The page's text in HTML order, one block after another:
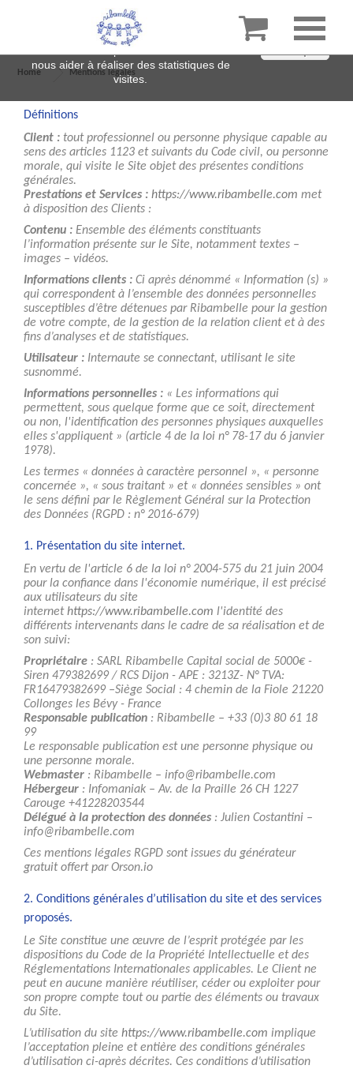
Home Mentions légales
Définitions
Client : tout professionnel ou personne physique capable au
sens des articles 1123 et suivants du Code civil, ou personne
morale, qui visite le Site objet des présentes conditions
générales.
Prestations et Services : https://www.ribambelle.com met
à disposition des Clients :
Contenu : Ensemble des éléments constituants
l’information présente sur le Site, notamment textes –
images – vidéos.
Informations clients : Ci après dénommé « Information (s) »
qui correspondent à l’ensemble des données personnelles
susceptibles d’être détenues par Ribambelle pour la gestion
de votre compte, de la gestion de la relation client et à des
fins d’analyses et de statistiques.
Utilisateur : Internaute se connectant, utilisant le site
susnommé.
Informations personnelles : « Les informations qui
permettent, sous quelque forme que ce soit, directement
ou non, l'identification des personnes physiques auxquelles
elles s'appliquent » (article 4 de la loi n° 78-17 du 6 janvier
1978).
Les termes « données à caractère personnel », « personne
concernée », « sous traitant » et « données sensibles » ont
le sens défini par le Règlement Général sur la Protection
des Données (RGPD : n° 2016-679)
1. Présentation du site internet.
En vertu de l'article 6 de la loi n° 2004-575 du 21 juin 2004
pour la confiance dans l'économie numérique, il est précisé
aux utilisateurs du site
internethttps://www.ribambelle.com l'identité des
différents intervenants dans le cadre de sa réalisation et de
son suivi:
Propriétaire : SARL Ribambelle Capital social de 5000€ -
Siren 479382699 / RCS Dijon - APE : 3213Z- N° TVA:
FR16479382699 –Siège Social : 4 chemin de la Fiole 21220
Collonges les Bévy - France
Responsable publication : Ribambelle – +33 (0)3 80 61 18
99
Le responsable publication est une personne physique ou
une personne morale.
Webmaster : Ribambelle – info@ribambelle.com
Hébergeur : Infomaniak – Av. de la Praille 26 CH 1227
Carouge +41228203544
Délégué à la protection des données : Julien Costantini –
info@ribambelle.com
Ces mentions légales RGPD sont issues du générateur
gratuit offert par Orson.io
2. Conditions générales d’utilisation du site et des services
proposés.
Le Site constitue une œuvre de l’esprit protégée par les
dispositions du Code de la Propriété Intellectuelle et des
Réglementations Internationales applicables. Le Client ne
peut en aucune manière réutiliser, céder ou exploiter pour
son propre compte tout ou partie des éléments ou travaux
du Site.
L’utilisation du site https://www.ribambelle.com implique
l’acceptation pleine et entière des conditions générales
d’utilisation ci-après décrites. Ces conditions d’utilisation
En poursuivant votre navigation sur ce site,
vous acceptez l’utilisation de cookies pour
améliorer votre expérience sur notre site et
nous aider à réaliser des statistiques de
visites.
